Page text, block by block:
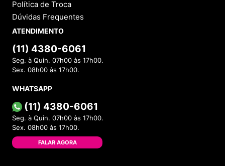
Política de Troca
Dúvidas Frequentes
ATENDIMENTO
(11) 4380-6061
Seg. à Quin. 07h00 às 17h00.
Sex. 08h00 às 17h00.
WHATSAPP
(11) 4380-6061
Seg. à Quin. 07h00 às 17h00.
Sex. 08h00 às 17h00.
FALAR AGORA